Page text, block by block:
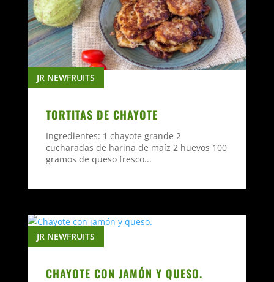
TORTITAS DE CHAYOTE
JR NEWFRUITS
Ingredientes: 1 chayote grande 2
cucharadas de harina de maíz 2 huevos 100
gramos de queso fresco...
CHAYOTE CON JAMÓN Y QUESO.
JR NEWFRUITS